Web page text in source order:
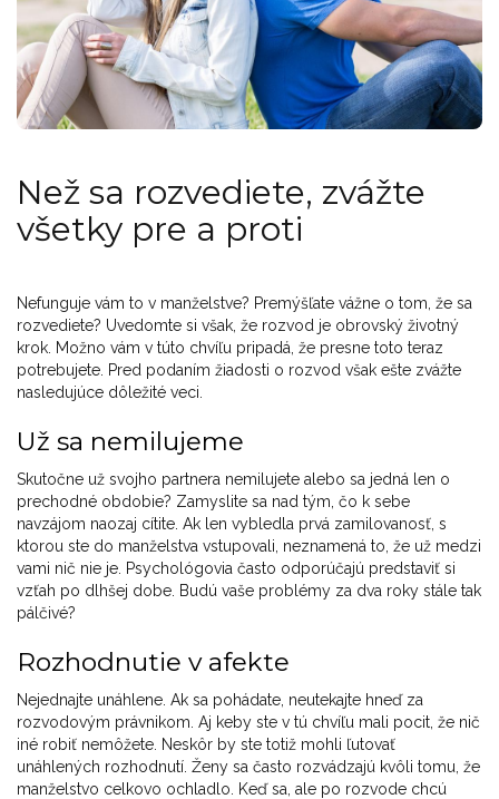
Než sa rozvediete, zvážte
všetky pre a proti
Nefunguje vám to v manželstve? Premýšľate vážne o tom, že sa
rozvediete? Uvedomte si však, že rozvod je obrovský životný
krok. Možno vám v túto chvíľu pripadá, že presne toto teraz
potrebujete. Pred podaním žiadosti o rozvod však ešte zvážte
nasledujúce dôležité veci.
Už sa nemilujeme
Skutočne už svojho partnera nemilujete alebo sa jedná len o
prechodné obdobie? Zamyslite sa nad tým, čo k sebe
navzájom naozaj cítite. Ak len vybledla prvá zamilovanosť, s
ktorou ste do manželstva vstupovali, neznamená to, že už medzi
vami nič nie je. Psychológovia často odporúčajú predstaviť si
vzťah po dlhšej dobe. Budú vaše problémy za dva roky stále tak
pálčivé?
Rozhodnutie v afekte
Nejednajte unáhlene. Ak sa pohádate, neutekajte hneď za
rozvodovým právnikom. Aj keby ste v tú chvíľu mali pocit, že nič
iné robiť nemôžete. Neskôr by ste totiž mohli ľutovať
unáhlených rozhodnutí. Ženy sa často rozvádzajú kvôli tomu, že
manželstvo celkovo ochladlo. Keď sa, ale po rozvode chcú